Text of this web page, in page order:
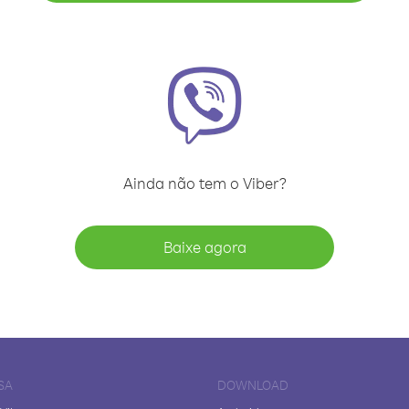
Ainda não tem o Viber?
Baixe agora
DOWNLOAD